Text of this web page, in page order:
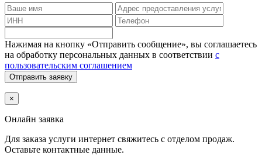
Нажимая на кнопку «Отправить сообщение», вы соглашаетесь
на обработку персональных данных в соответствии с
пользовательским соглашением
Отправить заявку
×
Онлайн заявка
Для заказа услуги интернет свяжитесь с отделом продаж.
Оставьте контактные данные.